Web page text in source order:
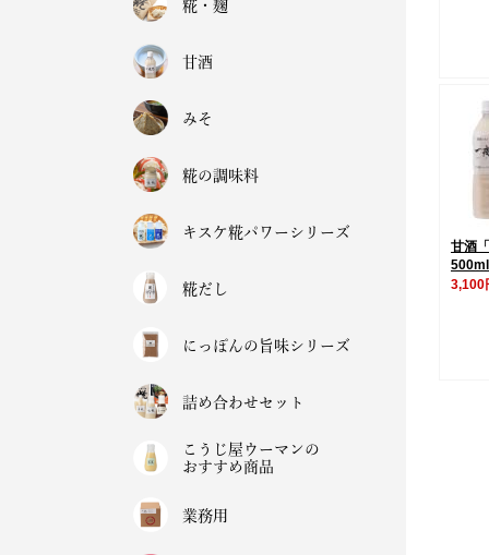
糀・麹
甘酒
みそ
糀の調味料
キスケ糀パワーシリーズ
糀だし
にっぽんの旨味シリーズ
詰め合わせセット
こうじ屋ウーマンの
おすすめ商品
業務用
甘酒
3,100